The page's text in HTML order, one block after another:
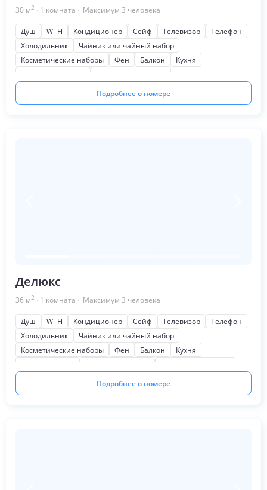
30 м2 · 1 комната · Максимум 3 человека
Душ Wi-Fi Кондиционер Сейф Телевизор
Телефон
Холодильник
Чайник или чайный набор
Косметические наборы
Фен Балкон
Кухня
Подробнее о номере
Делюкс
36 м2 · 1 комната · Максимум 3 человека
Душ Wi-Fi Кондиционер Сейф Телевизор
Телефон
Холодильник
Чайник или чайный набор
Косметические наборы
Фен Балкон
Кухня
Подробнее о номере